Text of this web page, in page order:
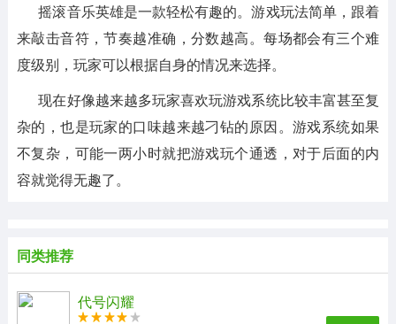
摇滚音乐英雄是一款轻松有趣的。游戏玩法简单，跟着
来敲击音符，节奏越准确，分数越高。每场都会有三个难
度级别，玩家可以根据自身的情况来选择。
现在好像越来越多玩家喜欢玩游戏系统比较丰富甚至复
杂的，也是玩家的口味越来越刁钻的原因。游戏系统如果
不复杂，可能一两小时就把游戏玩个通透，对于后面的内
容就觉得无趣了。
同类推荐
代号闪耀